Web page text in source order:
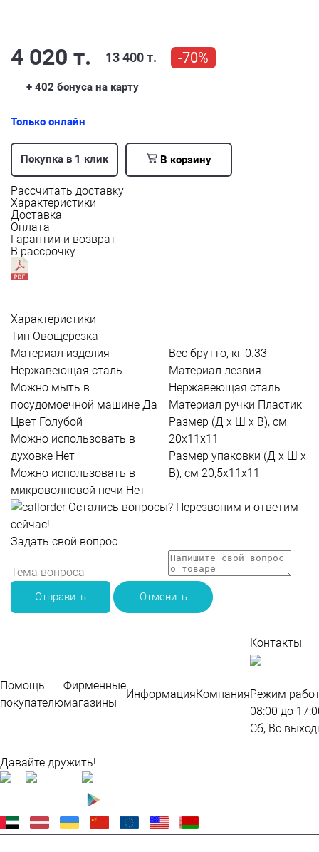
4 020 т. 13 400 т. -70%
+ 402 бонуса на карту
Только онлайн
Покупка в 1 клик В корзину
Рассчитать доставку
Характеристики
Доставка
Оплата
Гарантии и возврат
В рассрочку
Характеристики
Тип Овощерезка
Материал изделия
Нержавеющая сталь
Можно мыть в
посудомоечной машине Да
Цвет Голубой
Можно использовать в
духовке Нет
Можно использовать в
микроволновой печи Нет
Вес брутто, кг 0.33
Материал лезвия
Нержавеющая сталь
Материал ручки Пластик
Размер (Д х Ш х В), см
20х11х11
Размер упаковки (Д х Ш х
В), см 20,5х11х11
Остались вопросы? Перезвоним и ответим
сейчас!
Задать свой вопрос
Отправить Отменить
Помощь
покупателю
Фирменные
магазины
ИнформацияКомпания
Контакты
Режим
08:00 до
Сб, Вс
Давайте дружить!